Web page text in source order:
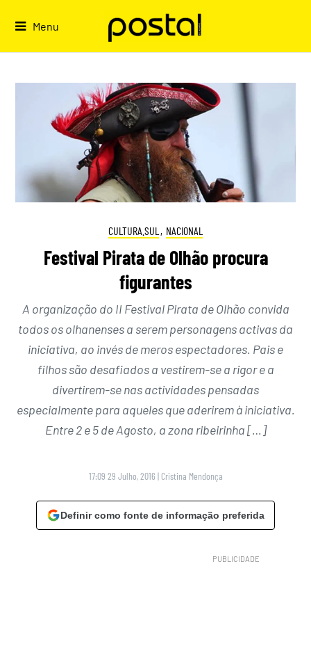
Menu
CULTURA.SUL , NACIONAL
Festival Pirata de Olhão procura
figurantes
A organização do II Festival Pirata de Olhão convida
todos os olhanenses a serem personagens activas da
iniciativa, ao invés de meros espectadores. Pais e
filhos são desafiados a vestirem-se a rigor e a
divertirem-se nas actividades pensadas
especialmente para aqueles que aderirem à iniciativa.
Entre 2 e 5 de Agosto, a zona ribeirinha […]
17:09 29 Julho, 2016 | Cristina Mendonça
Definir como fonte de informação preferida